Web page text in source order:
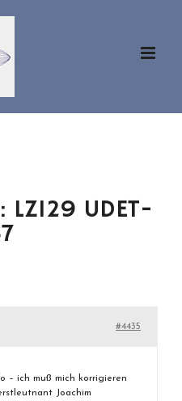
LZ129 UDET-
#4435
– ich muß mich korrigieren
Joachim